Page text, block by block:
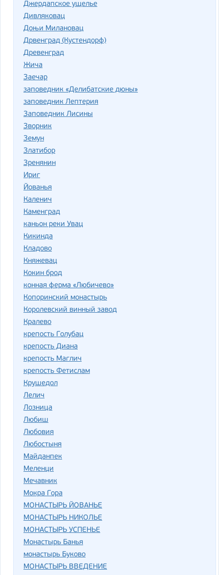
Джердапское ущелье
Дивляковац
Доњи Милановац
Дрвенград (Кустендорф)
Древенград
Жича
Заечар
заповедник «Делибатские дюны»
заповедник Лептерия
Заповедник Лисины
Зворник
Земун
Златибор
Зренянин
Ириг
Йованья
Каленич
Каменград
каньон реки Увац
Кикинда
Кладово
Княжевац
Кокин брод
конная ферма «Любичево»
Копоринский монастырь
Королевский винный завод
Кралево
крепость Голубац
крепость Диана
крепость Маглич
крепость Фетислам
Крушедол
Лелич
Лозница
Любиш
Любовия
Любостыня
Майданпек
Меленци
Мечавник
Мокра Гора
МОНАСТЫРЬ ЙОВАНЬЕ
МОНАСТЫРЬ НИКОЛЬЕ
МОНАСТЫРЬ УСПЕНЬЕ
Монастырь Банья
монастырь Буково
МОНАСТЫРЬ ВВЕДЕНИЕ